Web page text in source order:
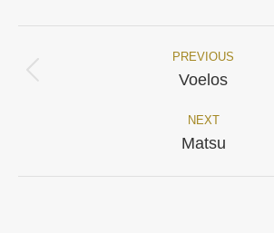
Navigation
PREVIOUS
Onglet
Voelos
NEXT
Projets
Matsu